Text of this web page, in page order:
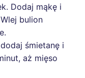
Dodaj mąkę i
bulion
śmietanę i
aż mięso